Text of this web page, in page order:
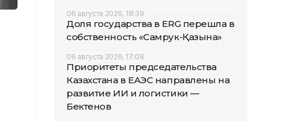
06 августа 2026, 18:39
Доля государства в ERG перешла в
собственность «Самрук-Қазына»
06 августа 2026, 17:08
Приоритеты председательства
Казахстана в ЕАЭС направлены на
развитие ИИ и логистики —
Бектенов